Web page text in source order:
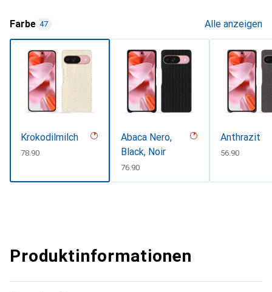
Farbe 47 Alle anzeigen
Krokodilmilch
CHF
78.90
Abaca Nero,
Black, Noir
CHF
76.90
Anthrazit
CHF
56.90
Produktinformationen